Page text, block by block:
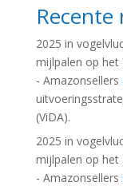
Recente
2025 in
mijlpalen op het
- Amazonsellers
(ViDA).
2025 in
mijlpalen op het
- Amazonsellers